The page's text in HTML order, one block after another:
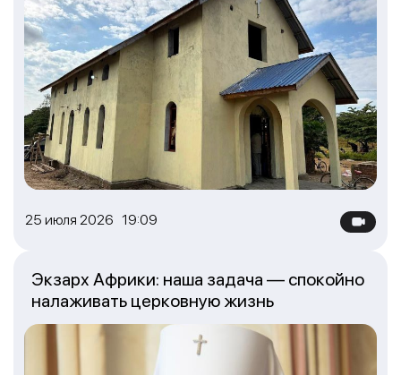
25 июля 2026 19:09
Экзарх Африки: наша задача — спокойно
налаживать церковную жизнь